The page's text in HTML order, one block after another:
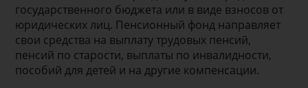
государственного бюджета или в виде взносов от
юридических лиц. Пенсионный фонд направляет
свои средства на выплату трудовых пенсий,
пенсий по старости, выплаты по инвалидности,
пособий для детей и на другие компенсации.